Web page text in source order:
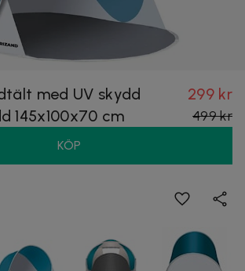
med UV skydd
145x100x70 cm
299 kr
499 kr
KÖP